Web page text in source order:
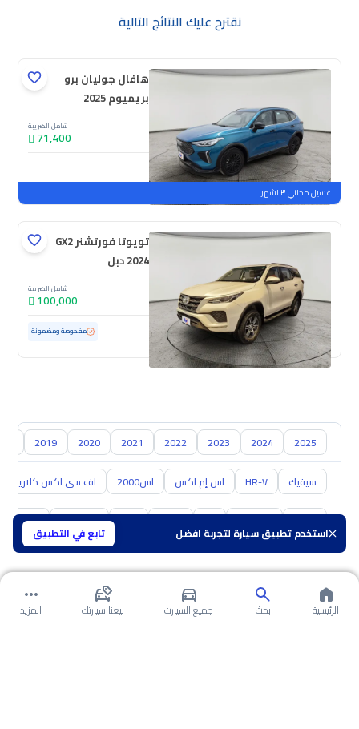
استخدم تطبيق سيارة لتجربة افضل تابع في التطبيق
نقترح عليك النتائج التالية
هافال جوليان برو
بريميوم 2025
شامل الضريبة
71,400
جديدة
ملوحة
غسيل مجاني ٣ اشهر
تويوتا فورتشنر GX2
2024 دبل
شامل الضريبة
100,000
مستعملة 47,714 كم ممشى قليل مفحوصة ومضمونة
2025
2024
2023
2022
2021
2020
2019
سيفيك HR-V اس إم اكس اس2000 اف سي اكس كلاريتي
سوزوكي هافال
الرئيسية بحث جميع السيارت بيعنا سيارتك المزيد